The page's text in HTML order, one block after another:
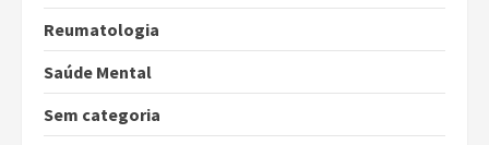
Reumatologia
Saúde Mental
Sem categoria